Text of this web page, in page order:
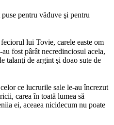
pentru văduve şi pentru
lui Tovie, carele easte om
fost pârât necredinciosul acela,
talanţi de argint şi doao sute de
ce lucrurile sale le-au încrezut
carea în toată lumea să
ei, aceaea nicidecum nu poate